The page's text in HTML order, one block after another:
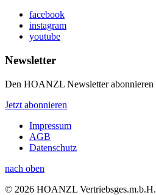
facebook
instagram
youtube
Newsletter
Den HOANZL Newsletter abonnieren
Jetzt abonnieren
Impressum
AGB
Datenschutz
nach oben
© 2026 HOANZL Vertriebsges.m.b.H.